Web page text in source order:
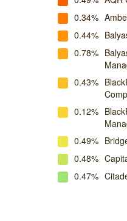
0.34%
0.44%
0.78%
0.43%
0.12%
0.49%
0.48%
0.47%